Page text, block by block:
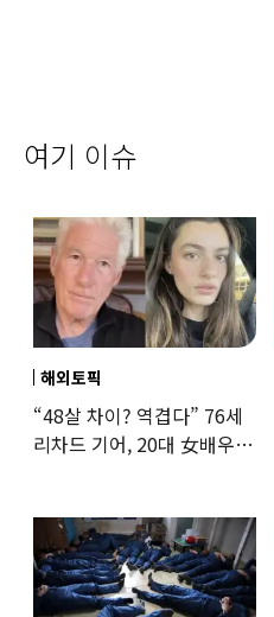
여기 이슈
해외토픽
“48살 차이? 역겹다” 76세
리차드 기어, 20대 女배우와